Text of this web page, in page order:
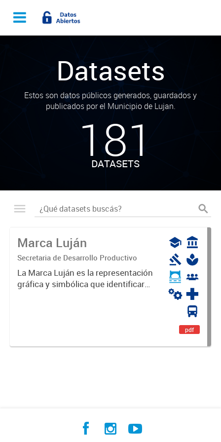
Datasets
Estos son datos públicos generados, guardados y
publicados por el Municipio de Lujan.
181
DATASETS
Marca Luján
Secretaria de Desarrollo Productivo
La Marca Luján es la representación
gráfica y simbólica que identificará
pdf